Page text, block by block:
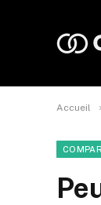
Accueil